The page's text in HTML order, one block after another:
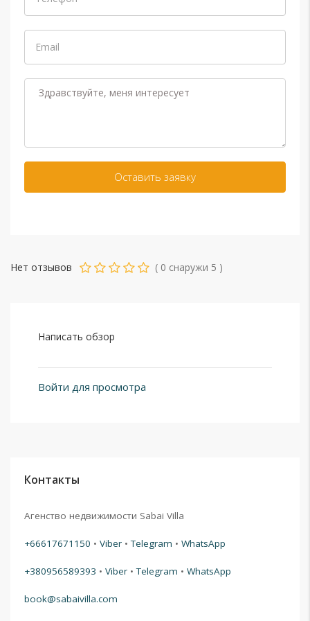
Нет отзывов ( 0 снаружи 5 )
Написать обзор
Войти для просмотра
Контакты
Агенство недвижимости Sabai Villa
+66617671150 • Viber •Telegram • WhatsApp
+380956589393 • Viber •Telegram • WhatsApp
book@sabaivilla.com